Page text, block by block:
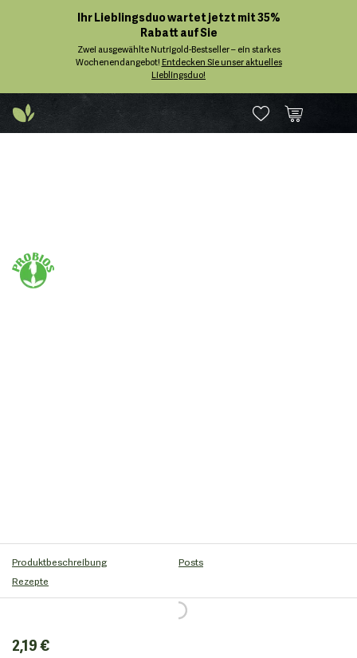
Ihr Lieblingsduo wartet jetzt mit 35%
Rabatt auf Sie
Zwei ausgewählte Nutrigold-Bestseller – ein starkes
Wochenendangebot! Entdecken Sie unser aktuelles
Lieblingsduo!
Produktbeschreibung
Posts
Rezepte
2,19 €